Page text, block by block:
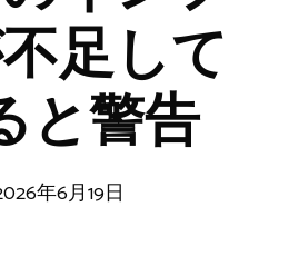
足して
と警告
年6月19日